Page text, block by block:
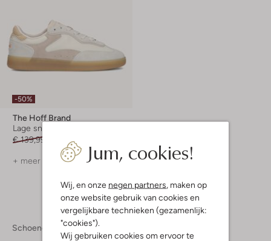
Jum, cookies!
Wij, en onze negen partners , maken op
onze website gebruik van cookies en
vergelijkbare technieken (gezamenlijk:
"cookies").
Wij gebruiken cookies om ervoor te
-50%
The Hoff Brand
Lage sneakers
€ 139,99
€ 69,99
+ meer kleuren
Schoenen Sneakers